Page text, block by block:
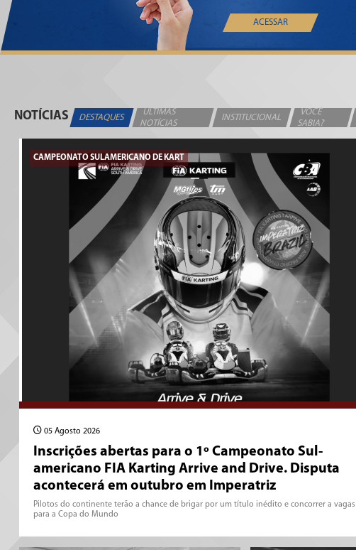
ACESSAR
NOTÍCIAS DESTAQUES
ÚLTIMAS
NOTÍCIAS
INSTITUCIONAL
VOCÊ
SABIA?
CAMPEONATO SULAMERICANO DE KART
05 Agosto 2026
Inscrições abertas para o 1º Campeonato Sul-
americano FIA Karting Arrive and Drive. Disputa
acontecerá em outubro em Imperatriz
Pilotos do continente terão a chance de brigar por um título inédito e concorrer a vagas
para a Copa do Mundo